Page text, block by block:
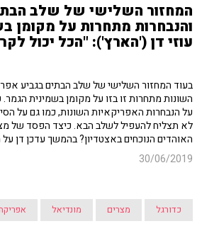
המחזור השלישי של שלב
והנבחרות מתחרות על מקומן
עוזי דן ('הארץ'): "הכל יכול
בעוד המחזור השלישי של שלב הבתים בגביע
השונות מתחרות זו בזו על מקומן בשמינית
על הנבחרות האפריקאיות השונות, כמו גם על
לא תצליח להעפיל לשלב הבא. כיצד הפסד של
האוהדים הנוכחים באצטדיון? בהמשך עדכן דן
30/06/2019
כדורגל מצרים מונדיאל